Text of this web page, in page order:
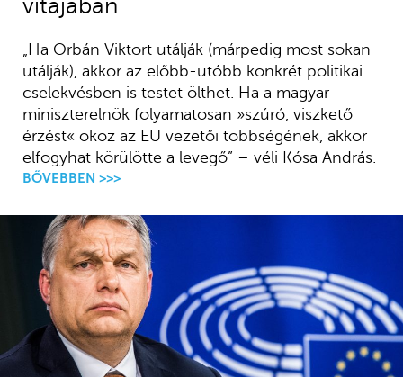
vitájában
„Ha Orbán Viktort utálják (márpedig most sokan
utálják), akkor az előbb-utóbb konkrét politikai
cselekvésben is testet ölthet. Ha a magyar
miniszterelnök folyamatosan »szúró, viszkető
érzést« okoz az EU vezetői többségének, akkor
elfogyhat körülötte a levegő” – véli Kósa András.
BŐVEBBEN >>>